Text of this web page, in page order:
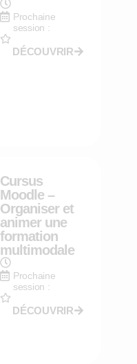
Prochaine
session :
DÉCOUVRIR
Cursus
Moodle –
Organiser et
animer une
formation
multimodale
Prochaine
session :
DÉCOUVRIR